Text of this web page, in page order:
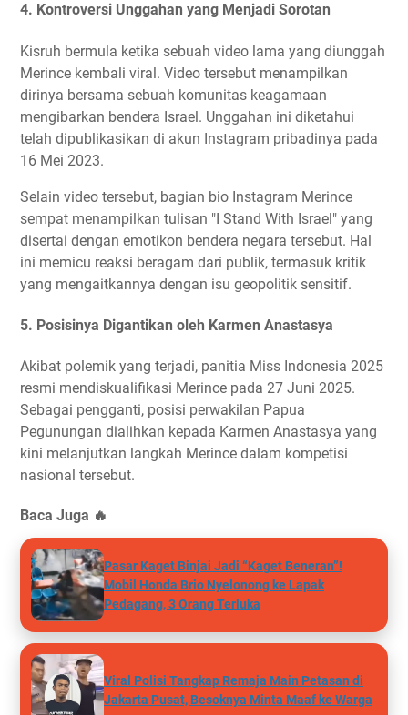
4. Kontroversi Unggahan yang Menjadi Sorotan
Kisruh bermula ketika sebuah video lama yang diunggah
Merince kembali viral. Video tersebut menampilkan
dirinya bersama sebuah komunitas keagamaan
mengibarkan bendera Israel. Unggahan ini diketahui
telah dipublikasikan di akun Instagram pribadinya pada
16 Mei 2023.
Selain video tersebut, bagian bio Instagram Merince
sempat menampilkan tulisan "I Stand With Israel" yang
disertai dengan emotikon bendera negara tersebut. Hal
ini memicu reaksi beragam dari publik, termasuk kritik
yang mengaitkannya dengan isu geopolitik sensitif.
5. Posisinya Digantikan oleh Karmen Anastasya
Akibat polemik yang terjadi, panitia Miss Indonesia 2025
resmi mendiskualifikasi Merince pada 27 Juni 2025.
Sebagai pengganti, posisi perwakilan Papua
Pegunungan dialihkan kepada Karmen Anastasya yang
kini melanjutkan langkah Merince dalam kompetisi
nasional tersebut.
Baca Juga 🔥
Pasar Kaget Binjai Jadi “Kaget Beneran”!
Mobil Honda Brio Nyelonong ke Lapak
Pedagang, 3 Orang Terluka
Viral Polisi Tangkap Remaja Main Petasan di
Jakarta Pusat, Besoknya Minta Maaf ke Warga